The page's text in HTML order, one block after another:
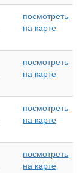
посмотреть
на карте
посмотреть
на карте
посмотреть
на карте
посмотреть
на карте